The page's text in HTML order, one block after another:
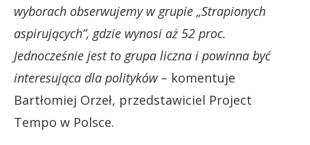
wyborach obserwujemy w grupie „Strapionych
aspirujących”, gdzie wynosi aż 52 proc.
Jednocześnie jest to grupa liczna i powinna być
interesująca dla polityków – komentuje
Bartłomiej Orzeł, przedstawiciel Project
Tempo w Polsce.